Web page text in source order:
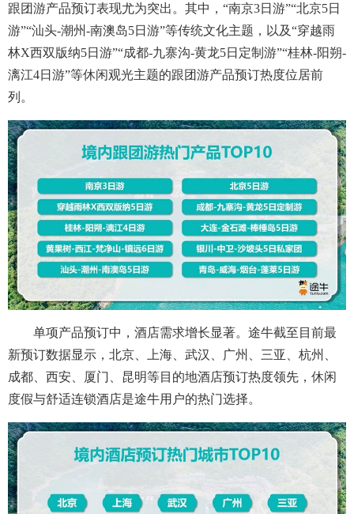
跟团游产品预订表现尤为突出。其中，“南京3日游”“北京5日
游”“汕头-潮州-南澳岛5日游”等传统文化主题，以及“穿越雨
林X西双版纳5日游”“成都-九寨沟-黄龙5日定制游”“桂林-阳朔-
漓江4日游”等休闲观光主题的跟团游产品预订热度位居前
列。
单项产品预订中，酒店需求增长显著。途牛截至目前最
新预订数据显示，北京、上海、武汉、广州、三亚、杭州、
成都、西安、厦门、昆明等目的地酒店预订热度领先，休闲
度假与舒适连锁酒店是途牛用户的热门选择。